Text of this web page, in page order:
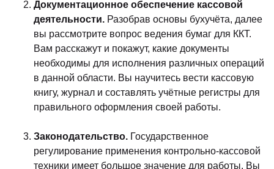
Документационное обеспечение кассовой
деятельности. Разобрав основы бухучёта, далее
вы рассмотрите вопрос ведения бумаг для ККТ.
Вам расскажут и покажут, какие документы
необходимы для исполнения различных операций
в данной области. Вы научитесь вести кассовую
книгу, журнал и составлять учётные регистры для
правильного оформления своей работы.
Законодательство. Государственное
регулирование применения контрольно-кассовой
техники имеет большое значение для работы. Вы